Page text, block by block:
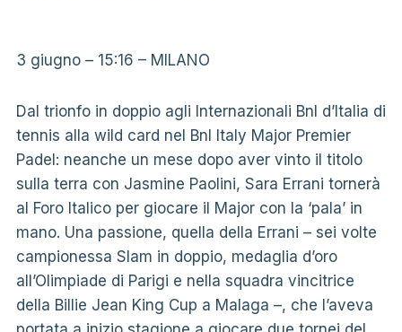
3 giugno – 15:16 – MILANO
Dal trionfo in doppio agli Internazionali Bnl d’Italia di
tennis alla wild card nel Bnl Italy Major Premier
Padel: neanche un mese dopo aver vinto il titolo
sulla terra con Jasmine Paolini, Sara Errani tornerà
al Foro Italico per giocare il Major con la ‘pala’ in
mano. Una passione, quella della Errani – sei volte
campionessa Slam in doppio, medaglia d’oro
all’Olimpiade di Parigi e nella squadra vincitrice
della Billie Jean King Cup a Malaga –, che l’aveva